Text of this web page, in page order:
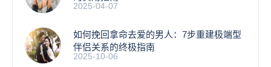
2025-04-07
如何挽回拿命去爱的男人：7步重建极端型
伴侣关系的终极指南
2025-10-06